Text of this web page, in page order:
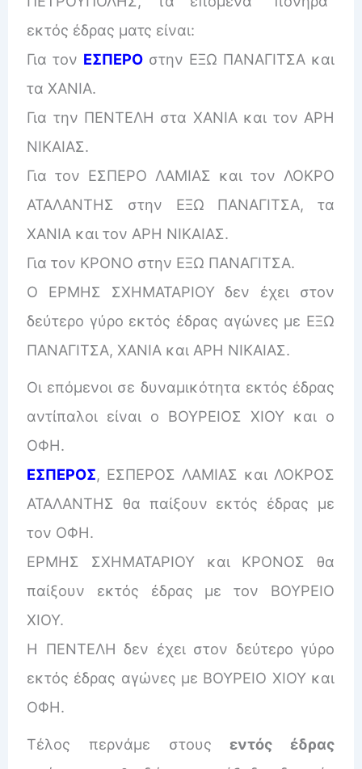
εκτός έδρας ματς είναι:
Για τον ΕΣΠΕΡΟ στην ΕΞΩ ΠΑΝΑΓΙΤΣΑ και
τα ΧΑΝΙΑ.
Για την ΠΕΝΤΕΛΗ στα ΧΑΝΙΑ και τον ΑΡΗ
ΝΙΚΑΙΑΣ.
Για τον ΕΣΠΕΡΟ ΛΑΜΙΑΣ και τον ΛΟΚΡΟ
ΑΤΑΛΑΝΤΗΣ στην ΕΞΩ ΠΑΝΑΓΙΤΣΑ, τα
ΧΑΝΙΑ και τον ΑΡΗ ΝΙΚΑΙΑΣ.
Για τον ΚΡΟΝΟ στην ΕΞΩ ΠΑΝΑΓΙΤΣΑ.
Ο ΕΡΜΗΣ ΣΧΗΜΑΤΑΡΙΟΥ δεν έχει στον
δεύτερο γύρο εκτός έδρας αγώνες με ΕΞΩ
ΠΑΝΑΓΙΤΣΑ, ΧΑΝΙΑ και ΑΡΗ ΝΙΚΑΙΑΣ.
Οι επόμενοι σε δυναμικότητα εκτός έδρας
αντίπαλοι είναι ο ΒΟΥΡΕΙΟΣ ΧΙΟΥ και ο
ΟΦΗ.
ΕΣΠΕΡΟΣ, ΕΣΠΕΡΟΣ ΛΑΜΙΑΣ και ΛΟΚΡΟΣ
ΑΤΑΛΑΝΤΗΣ θα παίξουν εκτός έδρας με
τον ΟΦΗ.
ΕΡΜΗΣ ΣΧΗΜΑΤΑΡΙΟΥ και ΚΡΟΝΟΣ θα
παίξουν εκτός έδρας με τον ΒΟΥΡΕΙΟ
ΧΙΟΥ.
Η ΠΕΝΤΕΛΗ δεν έχει στον δεύτερο γύρο
εκτός έδρας αγώνες με ΒΟΥΡΕΙΟ ΧΙΟΥ και
ΟΦΗ.
Τέλος περνάμε στουςεντός έδρας